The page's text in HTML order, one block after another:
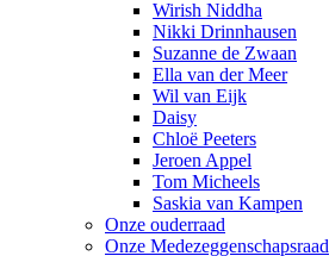
Wirish Niddha
Nikki Drinnhausen
Suzanne de Zwaan
Ella van der Meer
Wil van Eijk
Daisy
Chloë Peeters
Jeroen Appel
Tom Micheels
Saskia van Kampen
Onze ouderraad
Onze Medezeggenschapsraad